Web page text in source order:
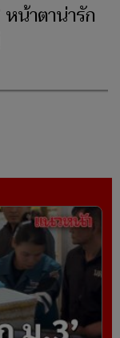
น้าตาน่ารัก